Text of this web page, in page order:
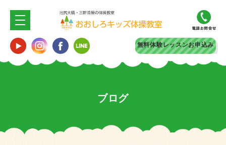
無料体験レッスンお申込み
ブログ